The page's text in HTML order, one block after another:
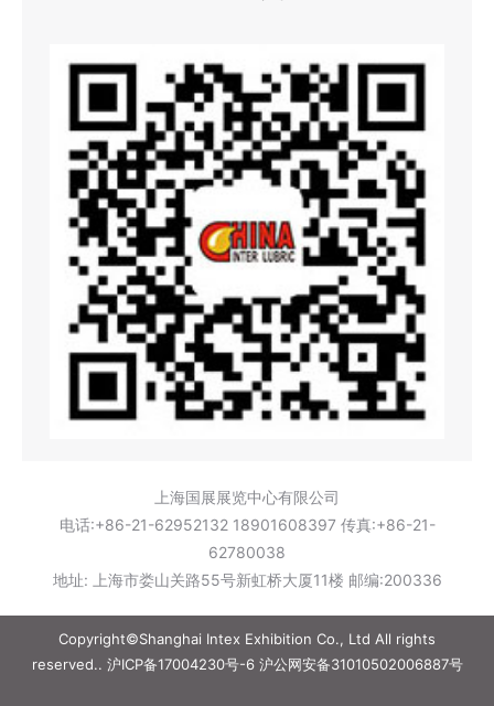
上海国展展览中心有限公司
电话:+86-21-62952132 18901608397 传真:+86-21-
62780038
地址: 上海市娄山关路55号新虹桥大厦11楼 邮编:200336
Copyright©Shanghai Intex Exhibition Co., Ltd All rights
reserved.. 沪ICP备17004230号-6沪公网安备31010502006887号